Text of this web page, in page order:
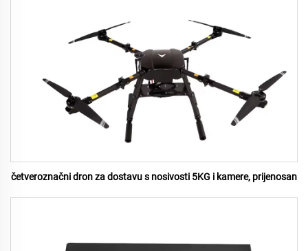
četveroznačni dron za dostavu s nosivosti 5KG i kamere, prijenosan